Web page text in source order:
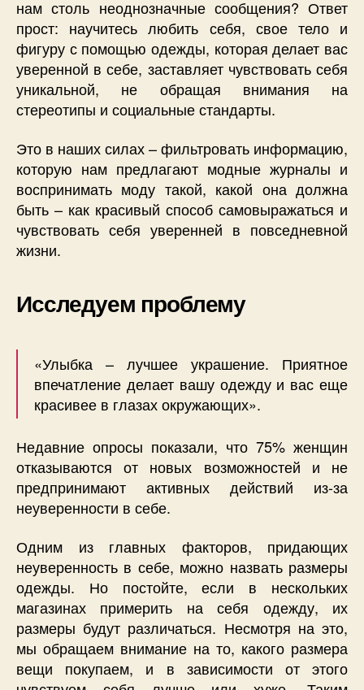
нам столь неоднозначные сообщения? Ответ
прост: научитесь любить себя, свое тело и
фигуру с помощью одежды, которая делает вас
уверенной в себе, заставляет чувствовать себя
уникальной, не обращая внимания на
стереотипы и социальные стандарты.
Это в наших силах – фильтровать информацию,
которую нам предлагают модные журналы и
воспринимать моду такой, какой она должна
быть – как красивый способ самовыражаться и
чувствовать себя уверенней в повседневной
жизни.
Исследуем проблему
«Улыбка – лучшее украшение. Приятное
впечатление делает вашу одежду и вас еще
красивее в глазах окружающих».
Недавние опросы показали, что 75% женщин
отказываются от новых возможностей и не
предпринимают активных действий из-за
неуверенности в себе.
Одним из главных факторов, придающих
неуверенность в себе, можно назвать размеры
одежды. Но постойте, если в нескольких
магазинах примерить на себя одежду, их
размеры будут различаться. Несмотря на это,
мы обращаем внимание на то, какого размера
вещи покупаем, и в зависимости от этого